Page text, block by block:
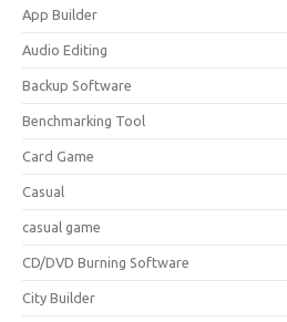
App Builder
Audio Editing
Backup Software
Benchmarking Tool
Card Game
Casual
casual game
CD/DVD Burning Software
City Builder